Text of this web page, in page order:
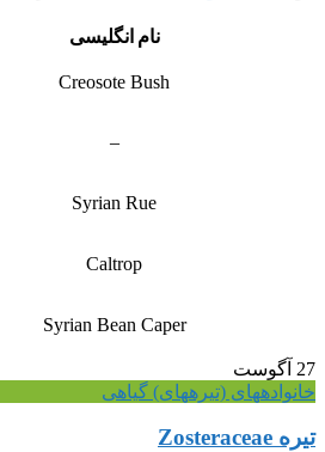
نام انگلیسی
Creosote Bush
–
Syrian Rue
Caltrop
Syrian Bean Caper
27 آگوست
خانواده‎های (تیره‎های) گیاهی
تیره Zosteraceae